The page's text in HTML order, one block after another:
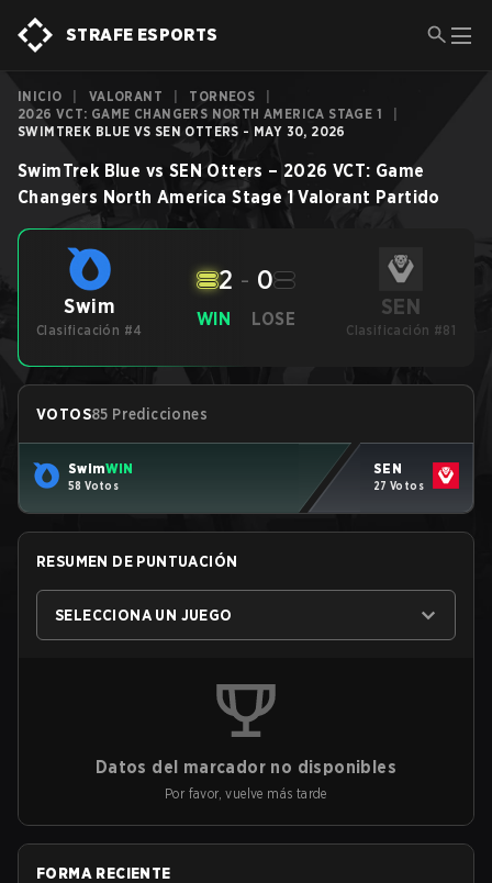
STRAFE ESPORTS
INICIO VALORANT TORNEOS
2026 VCT: GAME CHANGERS NORTH AMERICA STAGE 1
SWIMTREK BLUE VS SEN OTTERS - MAY 30, 2026
SwimTrek Blue vs SEN Otters – 2026 VCT: Game
Changers North America Stage 1 Valorant Partido
Swim
Clasificación #4
WIN
2 - 0
LOSE SEN
Clasificación #81
VOTOS85 Predicciones
SwimWIN
58 Votos
SEN
27 Votos
RESUMEN DE PUNTUACIÓN
SELECCIONA UN JUEGO
Datos del marcador no disponibles
Por favor, vuelve más tarde
FORMA RECIENTE